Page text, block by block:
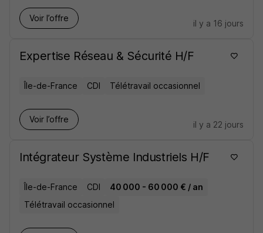
Voir l’offre
il y a 16 jours
Expertise Réseau & Sécurité H/F
Île-de-France CDI Télétravail occasionnel
Voir l’offre
il y a 22 jours
Intégrateur Système Industriels H/F
Île-de-France CDI
40 000 - 60 000 € / an
Télétravail occasionnel